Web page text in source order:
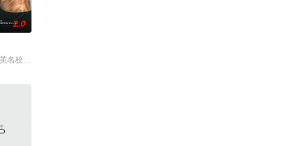
临 迎且意义重大的题材之一——私家侦探故事。
2.0
名校的高中生原本过住灿烂生活，直至一位神秘转校生出现。与此同时，专门猎杀